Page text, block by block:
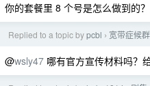
你的套餐里 8 个号是怎么做到的
Replied to a topic bypcbl › 宽带症候群
@wsly47 哪有官方宣传材料吗？